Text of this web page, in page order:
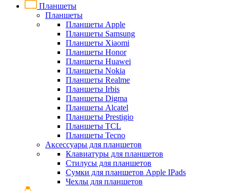
Планшеты
Планшеты
Планшеты Apple
Планшеты Samsung
Планшеты Xiaomi
Планшеты Honor
Планшеты Huawei
Планшеты Nokia
Планшеты Realme
Планшеты Irbis
Планшеты Digma
Планшеты Alcatel
Планшеты Prestigio
Планшеты TCL
Планшеты Tecno
Аксессуары для планшетов
Клавиатуры для планшетов
Стилусы для планшетов
Сумки для планшетов Apple IPads
Чехлы для планшетов